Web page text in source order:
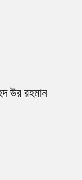
উর রহমান